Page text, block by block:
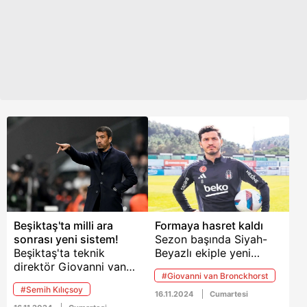
Beşiktaş'ta milli ara
sonrası yeni sistem!
Beşiktaş'ta teknik
direktör Giovanni van
Bronckhorst, takımı
toparlamak için çare
#Semih Kılıçsoy
Formaya hasret kaldı
Sezon başında Siyah-
Beyazlı ekiple yeni
kontrat imzalayan Salih
Uçan forma şansı
bulmakta zorlanıyor.
#Giovanni van Bronckhorst
16.11.2024 Cumartesi